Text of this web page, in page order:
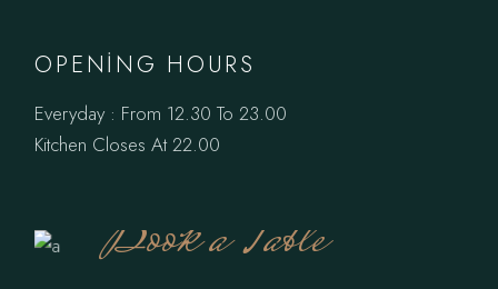
OPENING HOURS
Everyday : From 12.30 To 23.00
Kitchen Closes At 22.00
Book a Table